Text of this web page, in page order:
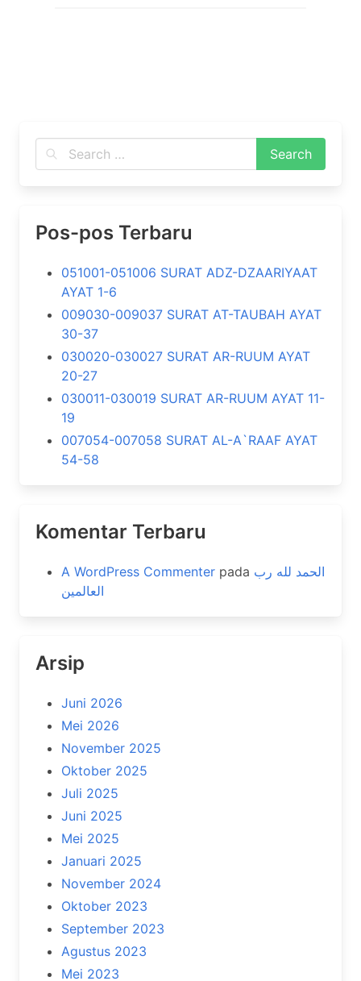
Pos-pos Terbaru
051001-051006 SURAT ADZ-DZAARIYAAT
AYAT 1-6
009030-009037 SURAT AT-TAUBAH AYAT
30-37
030020-030027 SURAT AR-RUUM AYAT
20-27
030011-030019 SURAT AR-RUUM AYAT 11-
19
007054-007058 SURAT AL-A`RAAF AYAT
54-58
Komentar Terbaru
A WordPress Commenter pada الحمد لله رب
العالمين
Arsip
Juni 2026
Mei 2026
November 2025
Oktober 2025
Juli 2025
Juni 2025
Mei 2025
Januari 2025
November 2024
Oktober 2023
September 2023
Agustus 2023
Mei 2023